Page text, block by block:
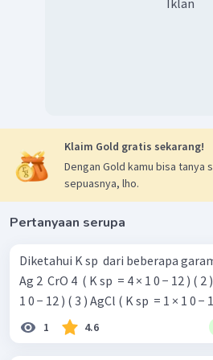
Iklan
Klaim Gold gratis sekarang!
Dengan Gold kamu bisa tanya
sepuasnya, lho.
Pertanyaan serupa
Diketahui K sp ​ dari beberapa garam
Ag 2 ​ CrO 4 ​ ( K sp ​ = 4 × 1 0 − 12 ) ( 2
1 4.6